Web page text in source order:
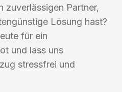
zuverlässigen Partner,
Lösung hast?
für ein
und lass uns
stressfrei und